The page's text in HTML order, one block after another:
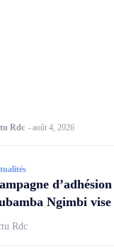
Rdc -août 4, 2026
Ngimbi vise
Rdc